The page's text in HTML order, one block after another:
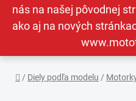
nás na našej pôvodnej
ako aj na nových
Domov
/ Diely podľa modelu /